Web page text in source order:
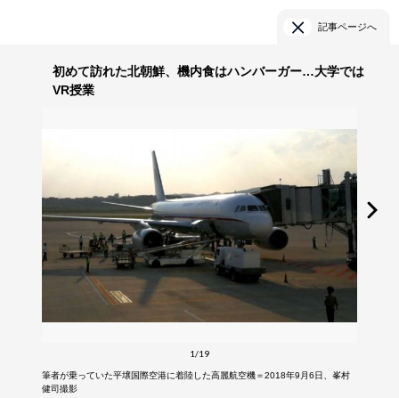
記事ページへ
初めて訪れた北朝鮮、機内食はハンバーガー…大学では
VR授業
1/19
筆者が乗っていた平壌国際空港に着陸した高麗航空機＝2018年9月6日、峯村
健司撮影